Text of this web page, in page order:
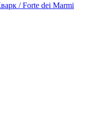
/ Forte dei Marmi